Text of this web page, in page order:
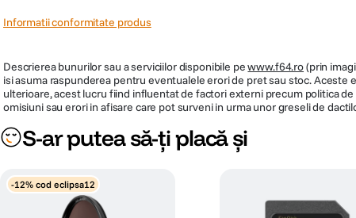
Informatii conformitate produs
Descrierea bunurilor sau a serviciilor disponibile pewww.f64.ro(prin
isi asuma raspunderea pentru eventualele erori de pret sau stoc.
ulterioare, acest lucru fiind influentat de factori externi precum politica
omisiuni sau erori in afisare care pot surveni in urma unor greseli de
S-ar putea să-ți placă și
-12% cod eclipsa12